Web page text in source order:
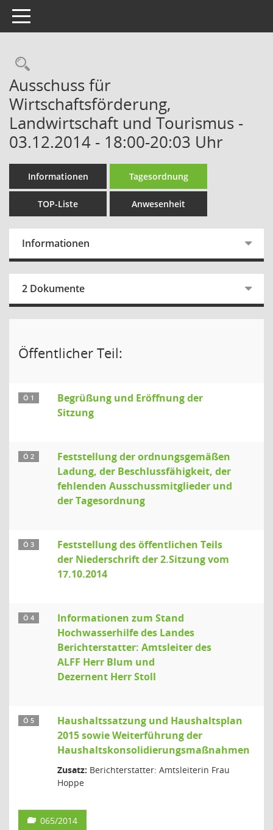
Toggle navigation
Rechercheauswahl
Ausschuss für
Wirtschaftsförderung,
Landwirtschaft und Tourismus -
03.12.2014 - 18:00-20:03 Uhr
Informationen Tagesordnung
TOP-Liste Anwesenheit
Informationen
2 Dokumente
Öffentlicher Teil:
Ö 1
Begrüßung und Eröffnung der
Sitzung
Ö 2
Feststellung der ordnungsgemäßen
Ladung, der Beschlussfähigkeit, der
fehlenden Ausschussmitglieder und
der Tagesordnung
Ö 3
Feststellung des öffentlichen Teils
der Niederschrift der 2.Sitzung vom
17.10.2014
Ö 4
Informationen zum Stand
Hochwasserhilfe des Landes
Berichterstatter: Amtsleiter des
ALFF Herr Blum und
Dezernent Herr Stoll
Ö 5
Haushaltssatzung und Haushaltsplan
2015 sowie Weiterführung der
Haushaltskonsolidierungsmaßnahmen
Zusatz: Berichterstatter: Amtsleiterin Frau
Hoppe
065/2014